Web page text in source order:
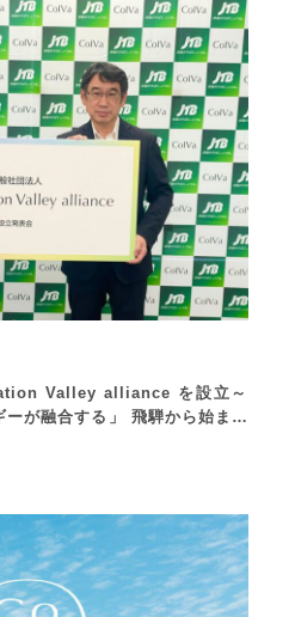
Valley alliance を設立～
ーが融合する」 飛騨から始まる